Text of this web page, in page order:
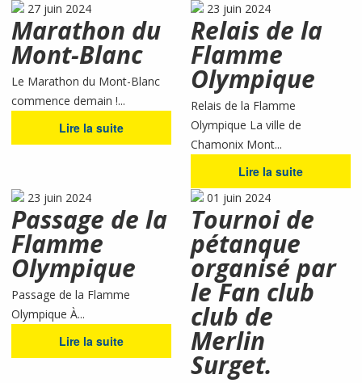
27 juin 2024
Marathon du
Mont-Blanc
Le Marathon du Mont-Blanc
commence demain !...
Lire la suite
23 juin 2024
Relais de la
Flamme
Olympique
Relais de la Flamme
Olympique La ville de
Chamonix Mont...
Lire la suite
23 juin 2024
Passage de la
Flamme
Olympique
Passage de la Flamme
Olympique À...
Lire la suite
01 juin 2024
Tournoi de
pétanque
organisé par
le Fan club
club de
Merlin
Surget.